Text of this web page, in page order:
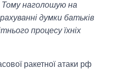
наголошую на
думки батьків
процесу їхніх
ракетної атаки рф